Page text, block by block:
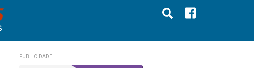
PUBLICIDADE